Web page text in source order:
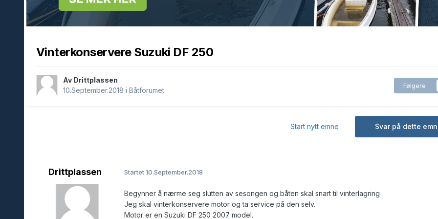
Vinterkonservere Suzuki DF 250
Av Drittplassen
10.September.2018 i Båtforumet
Følgere
Svar på dette
Start nytt emne
Drittplassen Startet10.September.2018
Begynner å nærme seg slutten av sesongen og båten skal snart til vinterlagring
Jeg skal vinterkonservere motor og ta service på den selv.
Motor er en Suzuki DF 250 2007 model.